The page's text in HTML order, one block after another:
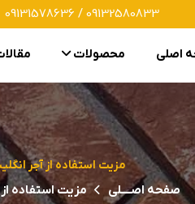
09131578636 / 09132580833
اصلی محصولات
مزیت استفاده از آجر
صفحه اصــــلی مزیت استفاده